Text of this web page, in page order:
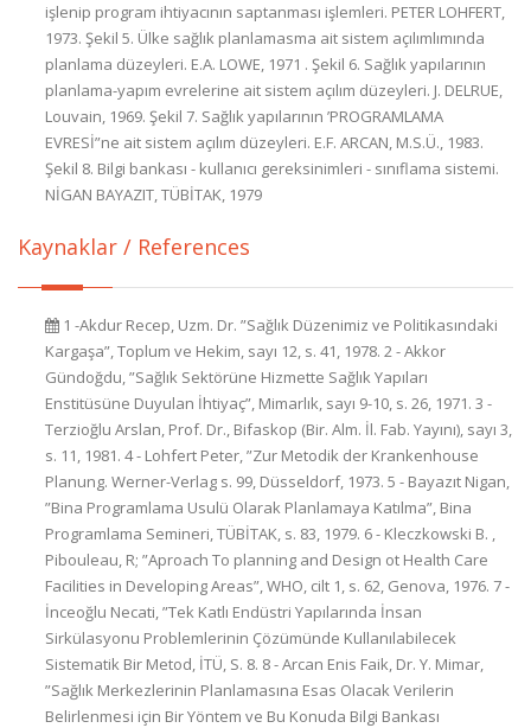
işlenip program ihtiyacının saptanması işlemleri. PETER LOHFERT,
1973. Şekil 5. Ülke sağlık planlamasma ait sistem açılımlımında
planlama düzeyleri. E.A. LOWE, 1971 . Şekil 6. Sağlık yapılarının
planlama-yapım evrelerine ait sistem açılım düzeyleri. J. DELRUE,
Louvain, 1969. Şekil 7. Sağlık yapılarının ’PROGRAMLAMA
EVRESİ”ne ait sistem açılım düzeyleri. E.F. ARCAN, M.S.Ü., 1983.
Şekil 8. Bilgi bankası - kullanıcı gereksinimleri - sınıflama sistemi.
NİGAN BAYAZIT, TÜBİTAK, 1979
Kaynaklar / References
1 -Akdur Recep, Uzm. Dr. ”Sağlık Düzenimiz ve Politikasındaki
Kargaşa”, Toplum ve Hekim, sayı 12, s. 41, 1978. 2 - Akkor
Gündoğdu, ”Sağlık Sektörüne Hizmette Sağlık Yapıları
Enstitüsüne Duyulan İhtiyaç”, Mimarlık, sayı 9-10, s. 26, 1971. 3 -
Terzioğlu Arslan, Prof. Dr., Bifaskop (Bir. Alm. İl. Fab. Yayını), sayı 3,
s. 11, 1981. 4 - Lohfert Peter, ”Zur Metodik der Krankenhouse
Planung. Werner-Verlag s. 99, Düsseldorf, 1973. 5 - Bayazıt Nigan,
”Bina Programlama Usulü Olarak Planlamaya Katılma”, Bina
Programlama Semineri, TÜBİTAK, s. 83, 1979. 6 - Kleczkowski B. ,
Pibouleau, R; ”Aproach To planning and Design ot Health Care
Facilities in Developing Areas”, WHO, cilt 1, s. 62, Genova, 1976. 7 -
İnceoğlu Necati, ”Tek Katlı Endüstri Yapılarında İnsan
Sirkülasyonu Problemlerinin Çözümünde Kullanılabilecek
Sistematik Bir Metod, İTÜ, S. 8. 8 - Arcan Enis Faik, Dr. Y. Mimar,
”Sağlık Merkezlerinin Planlamasına Esas Olacak Verilerin
Belirlenmesi için Bir Yöntem ve Bu Konuda Bilgi Bankası